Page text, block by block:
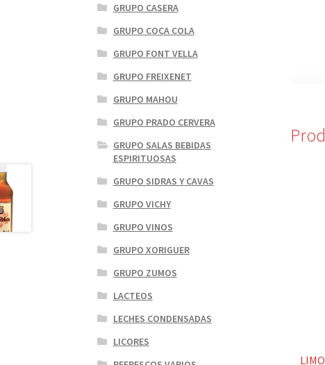
GRUPO CASERA
GRUPO COCA COLA
GRUPO FONT VELLA
GRUPO FREIXENET
GRUPO MAHOU
GRUPO PRADO CERVERA
GRUPO SALAS BEBIDAS
ESPIRITUOSAS
GRUPO SIDRAS Y CAVAS
GRUPO VICHY
GRUPO VINOS
GRUPO XORIGUER
GRUPO ZUMOS
LACTEOS
LECHES CONDENSADAS
LICORES